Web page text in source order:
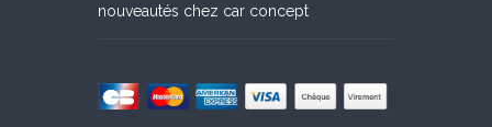
nouveautés chez car concept